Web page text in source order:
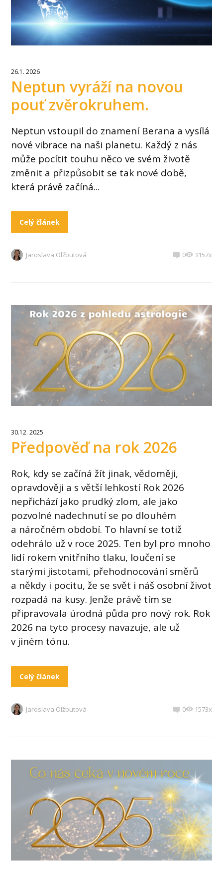
26.1. 2026
Neptun vyráží na novou
pouť zvěrokruhem.
Neptun vstoupil do znamení Berana a vysílá
nové vibrace na naši planetu. Každý z nás
může pocítit touhu něco ve svém životě
změnit a přizpůsobit se tak nové době,
která právě začíná...
Celý článek
Jaroslava Olžbutová 0 3157x
30.12. 2025
Předpověď na rok 2026
Rok, kdy se začíná žít jinak, vědoměji,
opravdověji a s větší lehkostí Rok 2026
nepřichází jako prudký zlom, ale jako
pozvolné nadechnutí se po dlouhém
a náročném období. To hlavní se totiž
odehrálo už v roce 2025. Ten byl pro mnoho
lidí rokem vnitřního tlaku, loučení se
starými jistotami, přehodnocování směrů
a někdy i pocitu, že se svět i náš osobní život
rozpadá na kusy. Jenže právě tím se
připravovala úrodná půda pro nový rok. Rok
2026 na tyto procesy navazuje, ale už
v jiném tónu.
Celý článek
Jaroslava Olžbutová 0 1573x